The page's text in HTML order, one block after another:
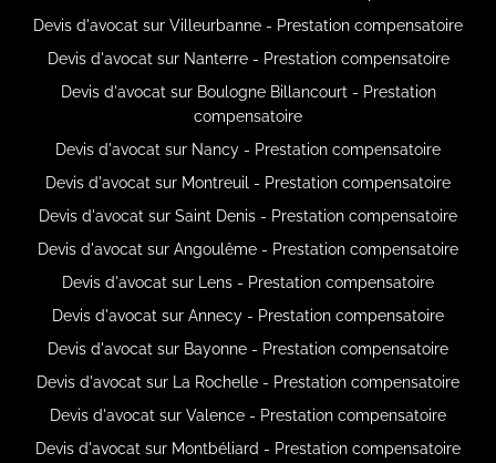
Devis d'avocat sur Villeurbanne - Prestation compensatoire
Devis d'avocat sur Nanterre - Prestation compensatoire
Devis d'avocat sur Boulogne Billancourt - Prestation
compensatoire
Devis d'avocat sur Nancy - Prestation compensatoire
Devis d'avocat sur Montreuil - Prestation compensatoire
Devis d'avocat sur Saint Denis - Prestation compensatoire
Devis d'avocat sur Angoulême - Prestation compensatoire
Devis d'avocat sur Lens - Prestation compensatoire
Devis d'avocat sur Annecy - Prestation compensatoire
Devis d'avocat sur Bayonne - Prestation compensatoire
Devis d'avocat sur La Rochelle - Prestation compensatoire
Devis d'avocat sur Valence - Prestation compensatoire
Devis d'avocat sur Montbéliard - Prestation compensatoire